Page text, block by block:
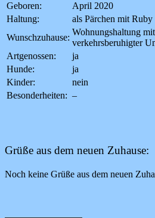
Geboren:
April 2020
Haltung:
als Pärchen mit Ruby
Wunschzuhause:
Wohnungshaltung
verkehrsberuhigter
Artgenossen:
ja
Hunde:
ja
Kinder:
nein
Besonderheiten: –
Grüße aus dem neuen Zuhause:
Noch keine Grüße aus dem neuen